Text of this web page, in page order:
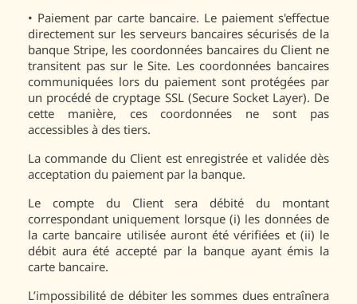
• Paiement par carte bancaire. Le paiement s'effectue
directement sur les serveurs bancaires sécurisés de la
banque Stripe, les coordonnées bancaires du Client ne
transitent pas sur le Site. Les coordonnées bancaires
communiquées lors du paiement sont protégées par
un procédé de cryptage SSL (Secure Socket Layer). De
cette manière, ces coordonnées ne sont pas
accessibles à des tiers.
La commande du Client est enregistrée et validée dès
acceptation du paiement par la banque.
Le compte du Client sera débité du montant
correspondant uniquement lorsque (i) les données de
la carte bancaire utilisée auront été vérifiées et (ii) le
débit aura été accepté par la banque ayant émis la
carte bancaire.
L’impossibilité de débiter les sommes dues entraînera